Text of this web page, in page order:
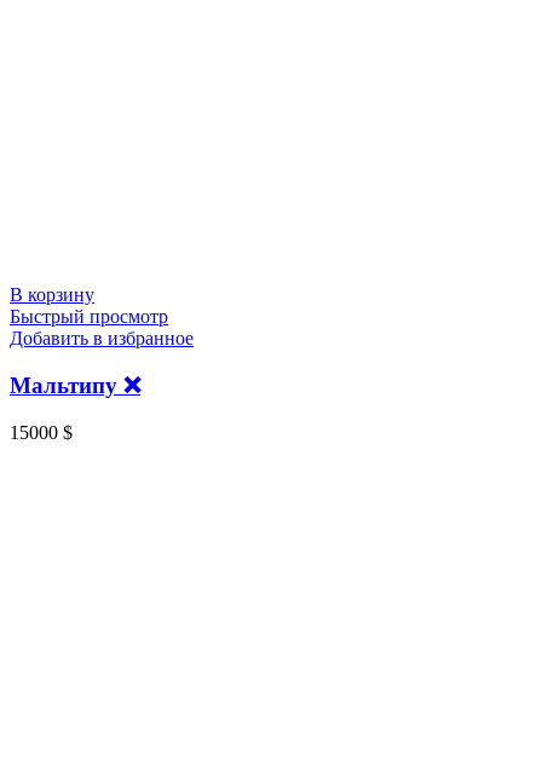
В корзину
Быстрый просмотр
Добавить в избранное
Мальтипу ❌
15000 $